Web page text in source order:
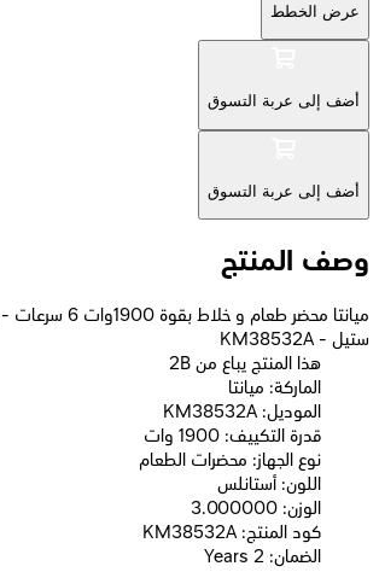
عرض الخطط
أضف إلى عربة التسوق
أضف إلى عربة التسوق
وصف المنتج
ستيل - KM38532A
2B هذا المنتج يباع من
الماركة: ميانتا
الموديل: KM38532A
قدرة التكييف: 1900 وات
نوع الجهاز: محضرات الطعام
اللون: أستانلس
الوزن: 3.000000
كود المنتج: KM38532A
الضمان: 2 Years